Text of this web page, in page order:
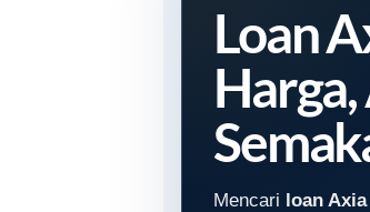
Loan
Mencari loan